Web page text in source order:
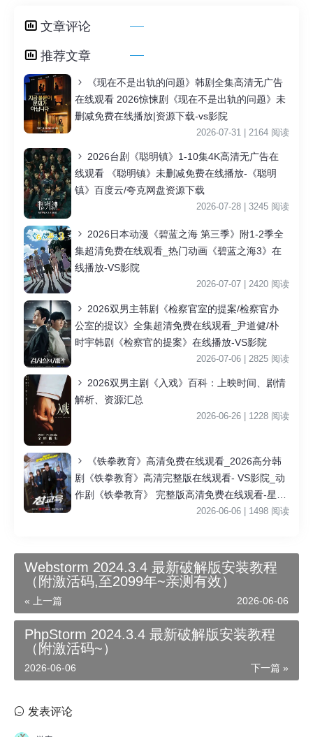
文章评论
推荐文章
《现在不是出轨的问题》韩剧全集高清无广告
在线观看 2026惊悚剧《现在不是出轨的问题》未
删减免费在线播放|资源下载-vs影院
2026-07-31 | 2164 阅读
2026台剧《聪明镇》1-10集4K高清无广告在
线观看 《聪明镇》未删减免费在线播放-《聪明
镇》百度云/夸克网盘资源下载
2026-07-28 | 3245 阅读
2026日本动漫《碧蓝之海 第三季》附1-2季全
集超清免费在线观看_热门动画《碧蓝之海3》在
线播放-VS影院
2026-07-07 | 2420 阅读
2026双男主韩剧《检察官室的提案/检察官办
公室的提议》全集超清免费在线观看_尹道健/朴
时宇韩剧《检察官的提案》在线播放-VS影院
2026-07-06 | 2825 阅读
2026双男主剧《入戏》百科：上映时间、剧情
解析、资源汇总
2026-06-26 | 1228 阅读
《铁拳教育》高清免费在线观看_2026高分韩
剧《铁拳教育》高清完整版在线观看- VS影院_动
作剧《铁拳教育》 完整版高清免费在线观看-星空
影院李星民主演《铁拳教育》无广告_VS影视
2026-06-06 | 1498 阅读
Webstorm 2024.3.4 最新破解版安装教程
（附激活码,至2099年~亲测有效）
« 上一篇 2026-06-06
PhpStorm 2024.3.4 最新破解版安装教程
（附激活码~）
下一篇 »
2026-06-06
发表评论